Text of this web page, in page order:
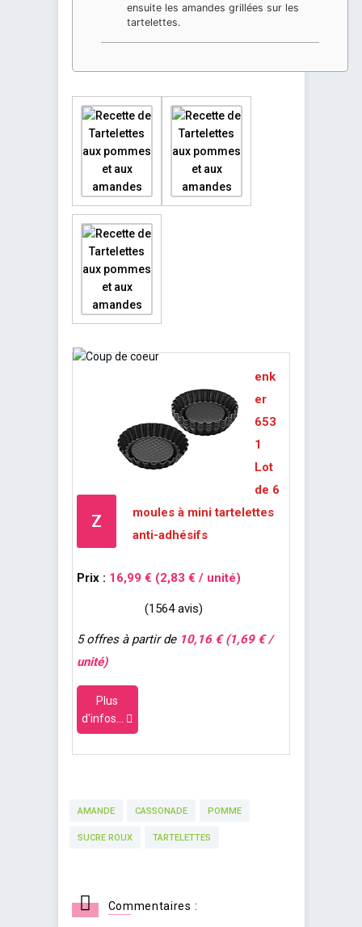
ensuite les amandes grillées sur les
tartelettes.
Z
enk
er
653
1
Lot
de 6
moules à mini tartelettes
anti-adhésifs
Prix : 16,99 € (2,83 € / unité)
(1564 avis)
5 offres à partir de 10,16 € (1,69 € /
unité)
Plus
d'infos...
AMANDE CASSONADE POMME
SUCRE ROUX TARTELETTES
Commentaires :